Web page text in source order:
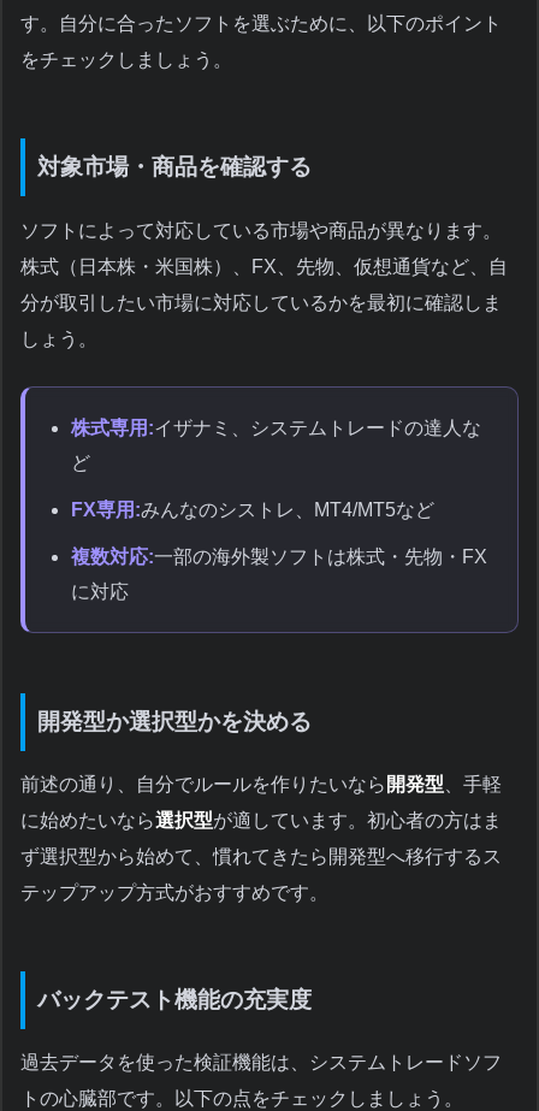
す。自分に合ったソフトを選ぶために、以下のポイント
をチェックしましょう。
対象市場・商品を確認する
ソフトによって対応している市場や商品が異なります。
株式（日本株・米国株）、FX、先物、仮想通貨など、自
分が取引したい市場に対応しているかを最初に確認しま
しょう。
株式専用:イザナミ、システムトレードの達人な
ど
FX専用:みんなのシストレ、MT4/MT5など
複数対応:一部の海外製ソフトは株式・先物・FX
に対応
開発型か選択型かを決める
前述の通り、自分でルールを作りたいなら 開発型 、手軽
に始めたいなら選択型が適しています。初心者の方はま
ず選択型から始めて、慣れてきたら開発型へ移行するス
テップアップ方式がおすすめです。
バックテスト機能の充実度
過去データを使った検証機能は、システムトレードソフ
トの心臓部です。以下の点をチェックしましょう。